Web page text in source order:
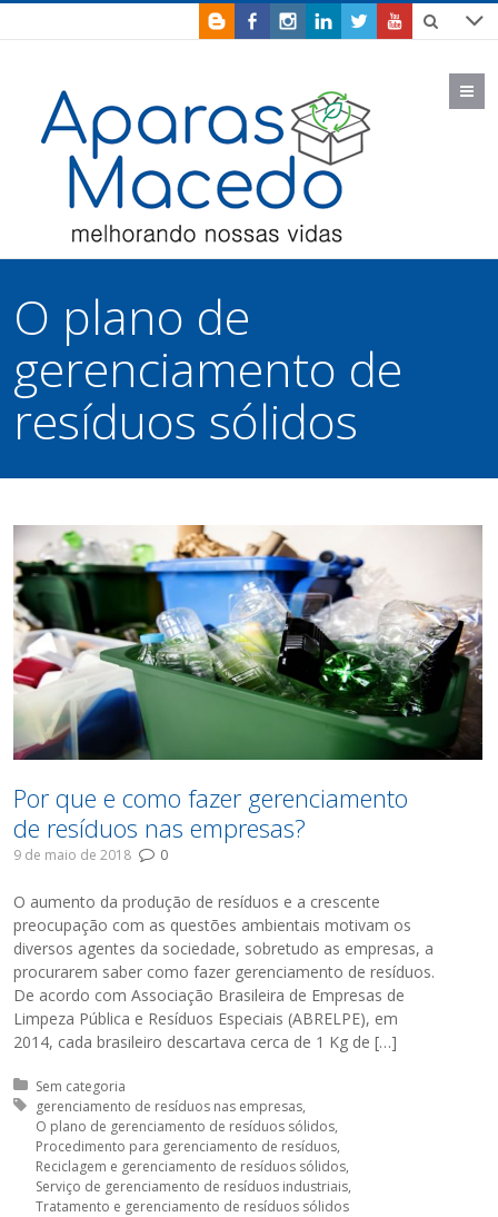
O plano de
gerenciamento de
resíduos sólidos
Por que e como fazer gerenciamento
de resíduos nas empresas?
9 de maio de 2018 0
O aumento da produção de resíduos e a crescente
preocupação com as questões ambientais motivam os
diversos agentes da sociedade, sobretudo as empresas, a
procurarem saber como fazer gerenciamento de resíduos.
De acordo com Associação Brasileira de Empresas de
Limpeza Pública e Resíduos Especiais (ABRELPE), em
2014, cada brasileiro descartava cerca de 1 Kg de […]
Posted in:
Sem categoria
Tagged with:
gerenciamento de resíduos nas empresas
O plano de gerenciamento de resíduos sólidos
Procedimento para gerenciamento de resíduos
Reciclagem e gerenciamento de resíduos sólidos
Serviço de gerenciamento de resíduos industriais
Tratamento e gerenciamento de resíduos sólidos